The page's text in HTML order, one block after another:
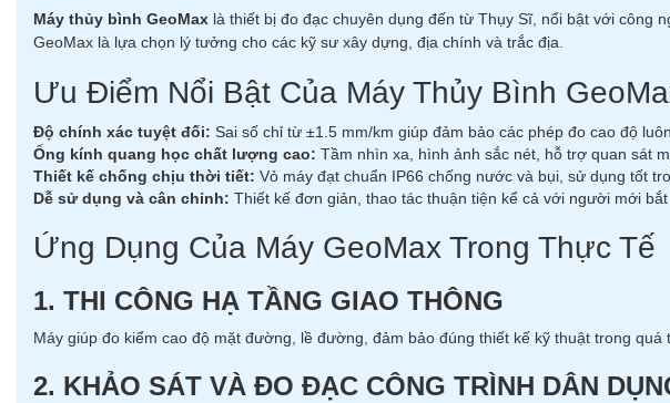
Máy thủy bình GeoMax là thiết bị đo đạc chuyên dụng đến từ Thụy Sĩ, nổi bật với công
GeoMax là lựa chọn lý tưởng cho các kỹ sư xây dựng, địa chính và trắc địa.
Ưu Điểm Nổi Bật Của Máy Thủy Bình
Độ chính xác tuyệt đối: Sai số chỉ từ ±1.5 mm/km giúp đảm bảo các phép đo cao độ
Ống kính quang học chất lượng cao: Tầm nhìn xa, hình ảnh sắc nét, hỗ trợ quan sát
Thiết kế chống chịu thời tiết: Vỏ máy đạt chuẩn IP66 chống nước và bụi, sử dụng tốt
Dễ sử dụng và cân chỉnh: Thiết kế đơn giản, thao tác thuận tiện kể cả với người mới bắt
Ứng Dụng Của Máy GeoMax Trong Thực Tế
1. THI CÔNG HẠ TẦNG GIAO THÔNG
Máy giúp đo kiểm cao độ mặt đường, lề đường, đảm bảo đúng thiết kế kỹ thuật trong
2. KHẢO SÁT VÀ ĐO ĐẠC CÔNG TRÌNH DÂN